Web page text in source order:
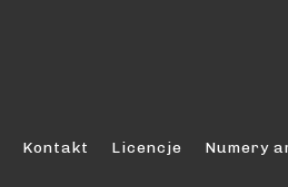
Kontakt Licencje Numery